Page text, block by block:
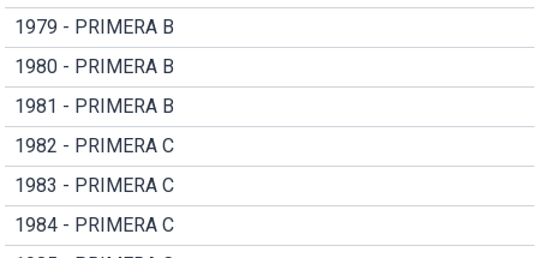
1979 - PRIMERA B
1980 - PRIMERA B
1981 - PRIMERA B
1982 - PRIMERA C
1983 - PRIMERA C
1984 - PRIMERA C